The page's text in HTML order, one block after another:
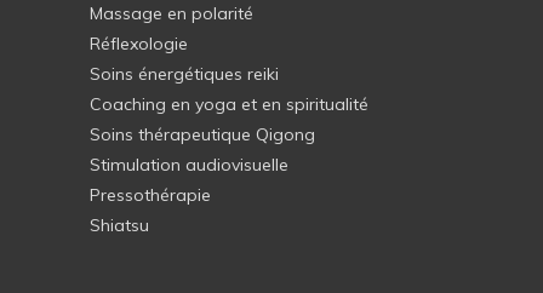
Massage en polarité
Réflexologie
Soins énergétiques reiki
Coaching en yoga et en spiritualité
Soins thérapeutique Qigong
Stimulation audiovisuelle
Pressothérapie
Shiatsu